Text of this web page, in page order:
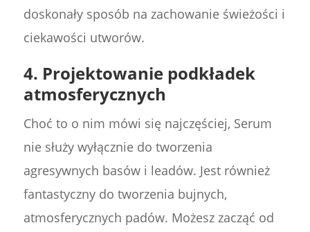
doskonały sposób na zachowanie świeżości i
ciekawości utworów.
4. Projektowanie podkładek
atmosferycznych
Choć to o nim mówi się najczęściej, Serum
nie służy wyłącznie do tworzenia
agresywnych basów i leadów. Jest również
fantastyczny do tworzenia bujnych,
atmosferycznych padów. Możesz zacząć od